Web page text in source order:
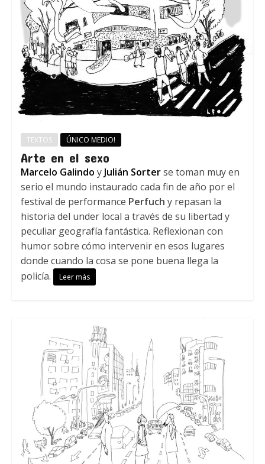
TEXTOS ÚNICO MEDIO!
Arte en el sexo
Marcelo Galindo y Julián Sorterse toman muy en
serio el mundo instaurado cada fin de año por el
festival de performance Perfuch y repasan la
historia del under local a través de su libertad y
peculiar geografía fantástica. Reflexionan con
humor sobre cómo intervenir en esos lugares
donde cuando la cosa se pone buena llega la
policía.
Leer más